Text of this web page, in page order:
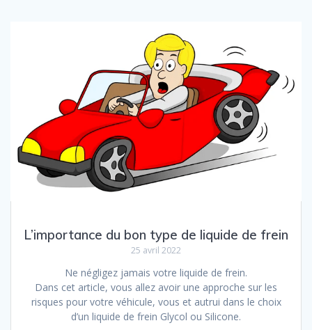
L’importance du bon type de liquide de frein
25 avril 2022
Ne négligez jamais votre liquide de frein.
Dans cet article, vous allez avoir une approche sur les
risques pour votre véhicule, vous et autrui dans le choix
d’un liquide de frein Glycol ou Silicone.